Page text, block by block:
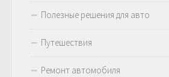
Полезные решения для авто
Путешествия
Ремонт автомобиля